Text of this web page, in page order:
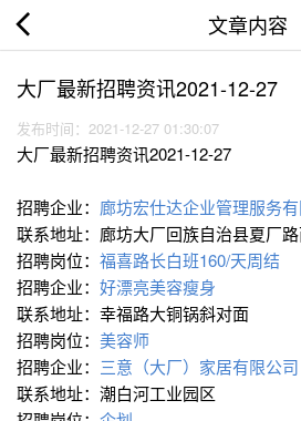
文章内容
大厂最新招聘资讯2021-12-27
发布时间：2021-12-27 01:30:07
大厂最新招聘资讯2021-12-27
招聘企业： 廊坊宏仕达企业管理服务
联系地址：廊坊大厂回族自治县夏厂
招聘岗位： 福喜路长白班160/天周结
招聘企业： 好漂亮美容瘦身
联系地址：幸福路大铜锅斜对面
招聘岗位： 美容师
招聘企业： 三意（大厂）家居有限公司
联系地址：潮白河工业园区